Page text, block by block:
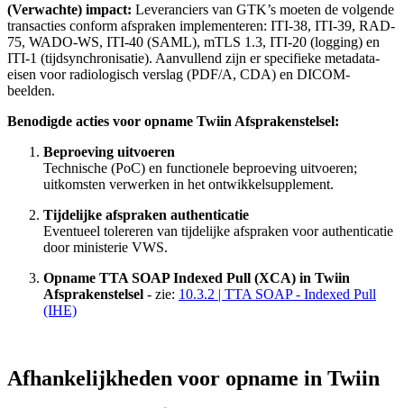
(Verwachte) impact: Leveranciers van GTK’s moeten de volgende
transacties conform afspraken implementeren: ITI-38, ITI-39, RAD-
75, WADO-WS, ITI-40 (SAML), mTLS 1.3, ITI-20 (logging) en
ITI-1 (tijdsynchronisatie). Aanvullend zijn er specifieke metadata-
eisen voor radiologisch verslag (PDF/A, CDA) en DICOM-
beelden.
Benodigde acties voor opname Twiin Afsprakenstelsel:
Beproeving uitvoeren
Technische (PoC) en functionele beproeving uitvoeren;
uitkomsten verwerken in het ontwikkelsupplement.
Tijdelijke afspraken authenticatie
Eventueel tolereren van tijdelijke afspraken voor authenticatie
door ministerie VWS.
Opname TTA SOAP Indexed Pull (XCA) in Twiin
Afsprakenstelsel - zie: 10.3.2 | TTA SOAP - Indexed Pull
(IHE)
Afhankelijkheden voor opname in Twiin